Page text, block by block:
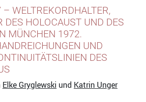
WELTREKORDHALTER,
DES HOLOCAUST UND DES
MÜNCHEN 1972.
UND
DES
Elke Gryglewski und Katrin Unger